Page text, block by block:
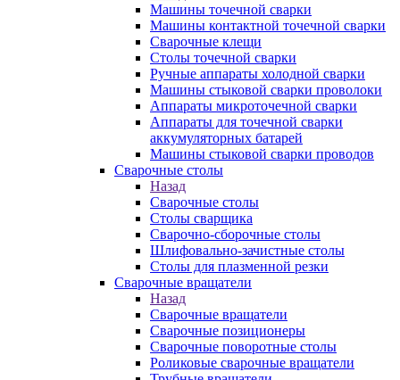
Машины точечной сварки
Машины контактной точечной сварки
Сварочные клещи
Столы точечной сварки
Ручные аппараты холодной сварки
Машины стыковой сварки проволоки
Аппараты микроточечной сварки
Аппараты для точечной сварки
аккумуляторных батарей
Машины стыковой сварки проводов
Сварочные столы
Назад
Сварочные столы
Столы сварщика
Сварочно-сборочные столы
Шлифовально-зачистные столы
Столы для плазменной резки
Сварочные вращатели
Назад
Сварочные вращатели
Сварочные позиционеры
Сварочные поворотные столы
Роликовые сварочные вращатели